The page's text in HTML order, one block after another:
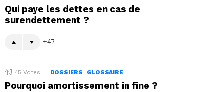
Qui paye les dettes en cas de
surendettement ?
47
45 Votes DOSSIERS GLOSSAIRE
Pourquoi amortissement in fine ?